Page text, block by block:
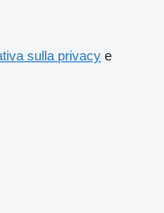
sulla privacy e